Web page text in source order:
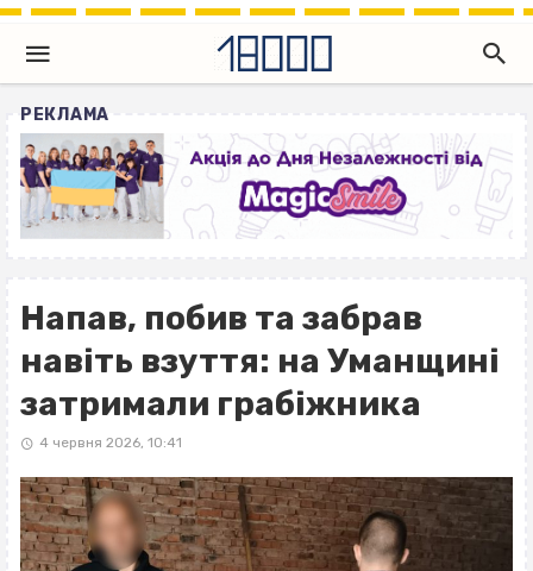
РЕКЛАМА
Напав, побив та забрав
навіть взуття: на Уманщині
затримали грабіжника
4 червня 2026, 10:41